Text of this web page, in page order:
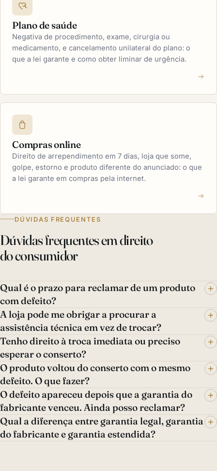
Plano de saúde
Negativa de procedimento, exame, cirurgia ou
medicamento, e cancelamento unilateral do plano: o
que a lei garante e como obter liminar de urgência.
Compras online
Direito de arrependimento em 7 dias, loja que some,
golpe, estorno e produto diferente do anunciado: o que
a lei garante em compras pela internet.
DÚVIDAS FREQUENTES
Dúvidas frequentes em direito
do consumidor
Qual é o prazo para reclamar de um produto
com defeito?
A loja pode me obrigar a procurar a
assistência técnica em vez de trocar?
Tenho direito à troca imediata ou preciso
esperar o conserto?
O produto voltou do conserto com o mesmo
defeito. O que fazer?
O defeito apareceu depois que a garantia do
fabricante venceu. Ainda posso reclamar?
Qual a diferença entre garantia legal, garantia
do fabricante e garantia estendida?